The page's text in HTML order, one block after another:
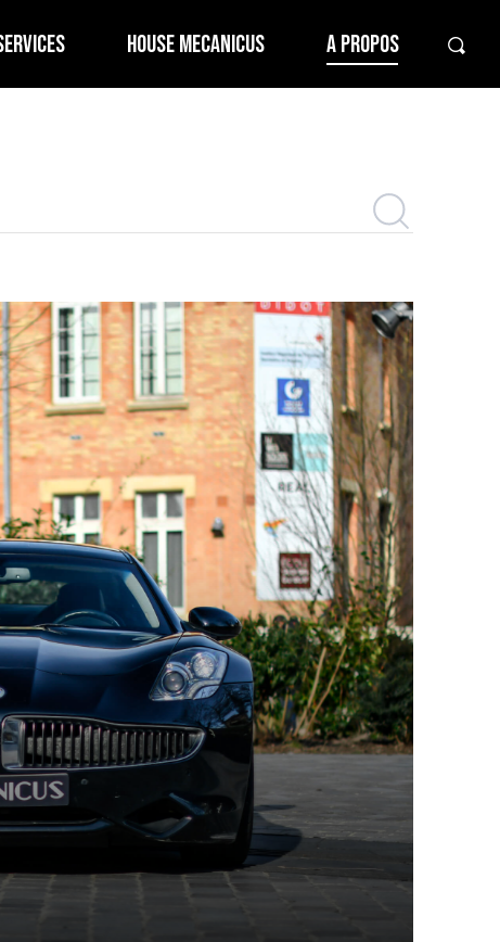
HOUSE MECANICUS A PROPOS